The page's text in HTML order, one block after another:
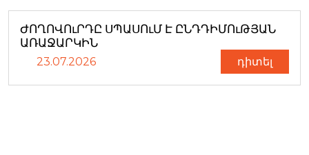
ԺՈՂՈՎՈւՐԴԸ ՍՊԱՍՈւՄ Է ԸՆԴԴԻՄՈւԹՅԱՆ
ԱՌԱՋԱՐԿԻՆ
23.07.2026 դիտել